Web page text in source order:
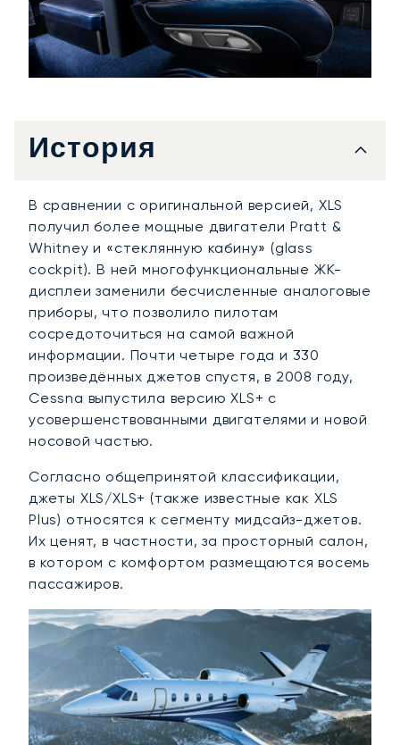
История
В сравнении с оригинальной версией, XLS
получил более мощные двигатели Pratt &
Whitney и «стеклянную кабину» (glass
cockpit). В ней многофункциональные ЖК-
дисплеи заменили бесчисленные аналоговые
приборы, что позволило пилотам
сосредоточиться на самой важной
информации. Почти четыре года и 330
произведённых джетов спустя, в 2008 году,
Cessna выпустила версию XLS+ с
усовершенствованными двигателями и новой
носовой частью.
Согласно общепринятой классификации,
джеты XLS/XLS+ (также известные как XLS
Plus) относятся к сегменту мидсайз-джетов.
Их ценят, в частности, за просторный салон,
в котором с комфортом размещаются восемь
пассажиров.